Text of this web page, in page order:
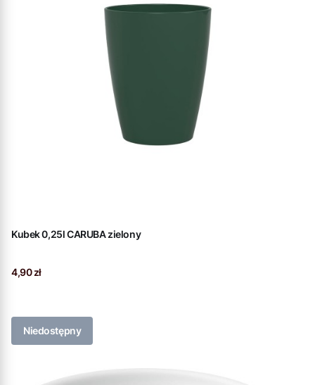
Kubek 0,25l CARUBA zielony
Cena
4,90 zł
Niedostępny